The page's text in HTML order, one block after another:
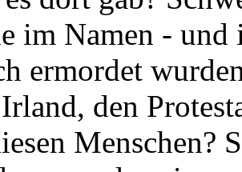
im Namen -
ermordet
den
Menschen?